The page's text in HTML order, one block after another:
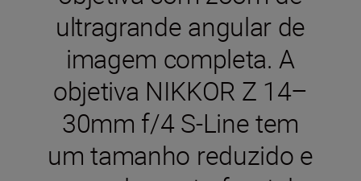
ultragrande angular de
imagem completa. A
objetiva NIKKOR Z 14–
30mm f/4 S-Line tem
um tamanho reduzido e